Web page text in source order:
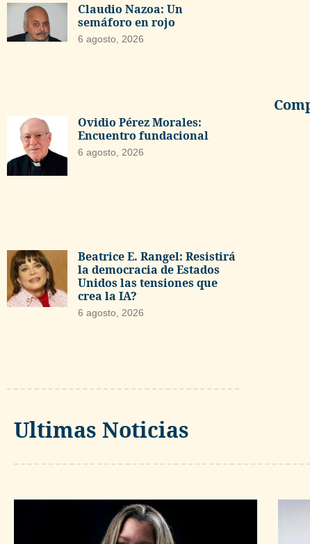
Claudio Nazoa: Un
semáforo en rojo
6 agosto, 2026
Ovidio Pérez Morales:
Encuentro fundacional
6 agosto, 2026
Beatrice E. Rangel: Resistirá
la democracia de Estados
Unidos las tensiones que
crea la IA?
6 agosto, 2026
Ultimas Noticias